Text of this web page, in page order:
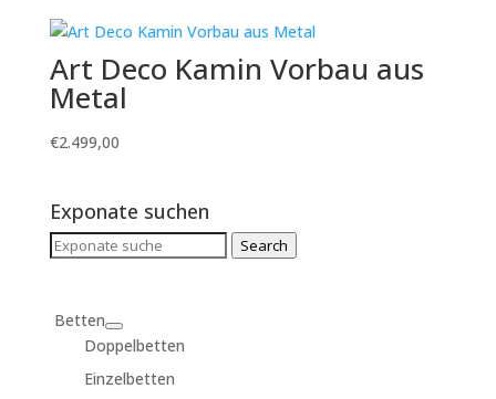
Art Deco Kamin Vorbau aus
Metal
€2.499,00
Exponate suchen
Search
Search
Betten
Doppelbetten
Einzelbetten